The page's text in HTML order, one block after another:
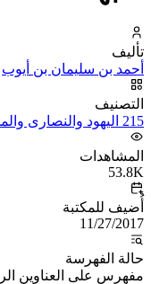
تأليف
أحمد بن سليمان بن أيوب
التصنيف
215 اليهود والنصارى والمستشرقون..
المشاهدات
53.8K
أُضيف للمكتبة
11/27/2017
حالة الفهرسة
مفهرس على العناوين